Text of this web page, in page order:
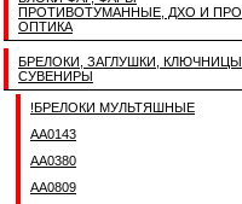
ПРОТИВОТУМАННЫЕ, ДХО И
ОПТИКА
БРЕЛОКИ, ЗАГЛУШКИ, КЛЮЧНИЦЫ,
СУВЕНИРЫ
!БРЕЛОКИ МУЛЬТЯШНЫЕ
AA0143
AA0380
AA0809